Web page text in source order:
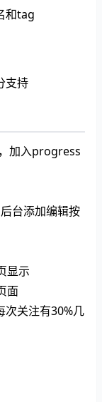
和tag
支持
加入progress
台添加编辑按
显示
面
次关注有30%几